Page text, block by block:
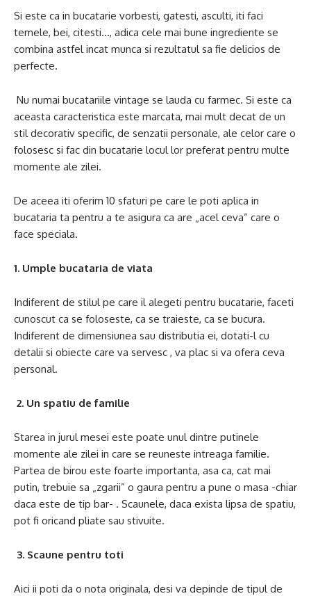
Si este ca in bucatarie vorbesti, gatesti, asculti, iti faci
temele, bei, citesti…, adica cele mai bune ingrediente se
combina astfel incat munca si rezultatul sa fie delicios de
perfecte.
Nu numai bucatariile vintage se lauda cu farmec. Si este ca
aceasta caracteristica este marcata, mai mult decat de un
stil decorativ specific, de senzatii personale, ale celor care o
folosesc si fac din bucatarie locul lor preferat pentru multe
momente ale zilei.
De aceea iti oferim 10 sfaturi pe care le poti aplica in
bucataria ta pentru a te asigura ca are „acel ceva” care o
face speciala.
1. Umple bucataria de viata
Indiferent de stilul pe care il alegeti pentru bucatarie, faceti
cunoscut ca se foloseste, ca se traieste, ca se bucura.
Indiferent de dimensiunea sau distributia ei, dotati-l cu
detalii si obiecte care va servesc , va plac si va ofera ceva
personal.
2. Un spatiu de familie
Starea in jurul mesei este poate unul dintre putinele
momente ale zilei in care se reuneste intreaga familie.
Partea de birou este foarte importanta, asa ca, cat mai
putin, trebuie sa „zgarii” o gaura pentru a pune o masa -chiar
daca este de tip bar- . Scaunele, daca exista lipsa de spatiu,
pot fi oricand pliate sau stivuite.
3. Scaune pentru toti
Aici ii poti da o nota originala, desi va depinde de tipul de